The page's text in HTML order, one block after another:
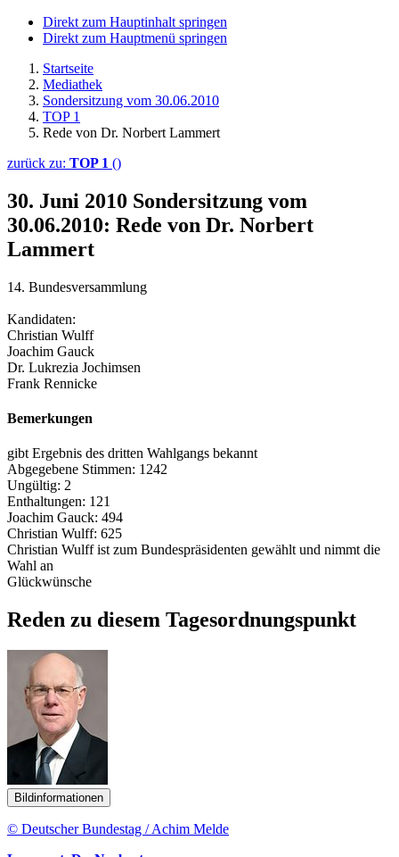
Direkt zum Hauptinhalt springen
Direkt zum Hauptmenü springen
Startseite
Mediathek
Sondersitzung vom 30.06.2010
TOP 1
Rede von Dr. Norbert Lammert
zurück zu: TOP 1 ()
30. Juni 2010 Sondersitzung vom
30.06.2010: Rede von Dr. Norbert
Lammert
14. Bundesversammlung
Kandidaten:
Christian Wulff
Joachim Gauck
Dr. Lukrezia Jochimsen
Frank Rennicke
Bemerkungen
gibt Ergebnis des dritten Wahlgangs bekannt
Abgegebene Stimmen: 1242
Ungültig: 2
Enthaltungen: 121
Joachim Gauck: 494
Christian Wulff: 625
Christian Wulff ist zum Bundespräsidenten gewählt und nimmt die
Wahl an
Glückwünsche
Reden zu diesem Tagesordnungspunkt
Bildinformationen
© Deutscher Bundestag / Achim Melde